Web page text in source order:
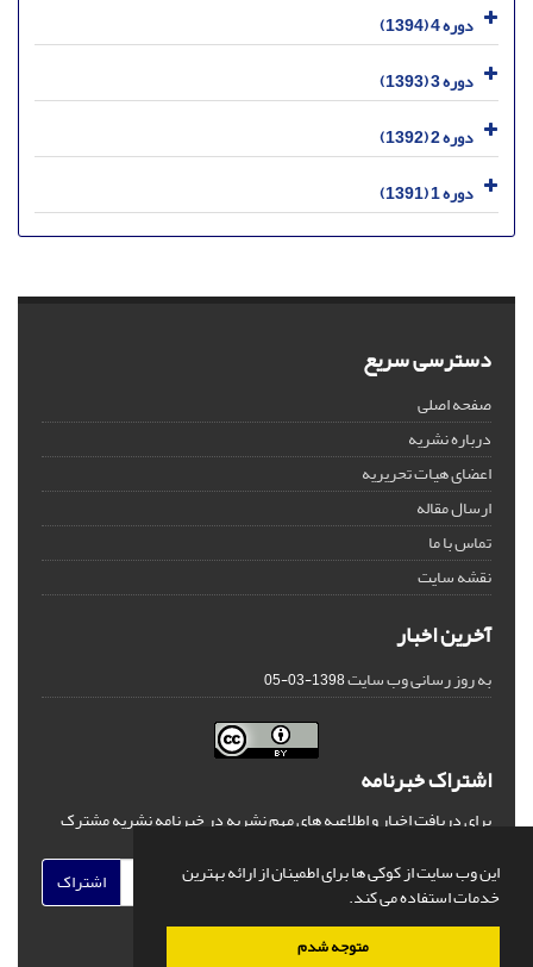
این وب سایت از کوکی ها برای اطمینان از ارائه بهترین
خدمات استفاده می کند.
متوجه شدم
دوره 4 (1394)
دوره 3 (1393)
دوره 2 (1392)
دوره 1 (1391)
دسترسی سریع
صفحه اصلی
درباره نشریه
اعضای هیات تحریریه
ارسال مقاله
تماس با ما
نقشه سایت
آخرین اخبار
به روز رسانی وب سایت1398-03-05
اشتراک خبرنامه
برای دریافت اخبار و اطلاعیه های مهم نشریه در خبرنامه نشریه مشترک
اشتراک